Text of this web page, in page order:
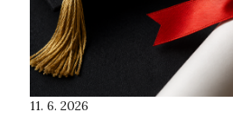
11. 6. 2026